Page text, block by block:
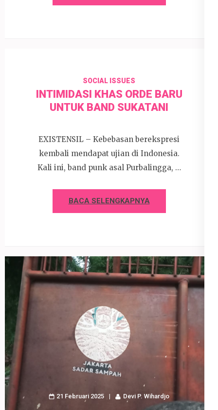
SOCIAL ISSUES
INTIMIDASI KHAS ORDE BARU
UNTUK BAND SUKATANI
EXISTENSIL – Kebebasan berekspresi
kembali mendapat ujian di Indonesia.
Kali ini, band punk asal Purbalingga, …
BACA SELENGKAPNYA
21 Februari 2025 Devi P. Wihardjo